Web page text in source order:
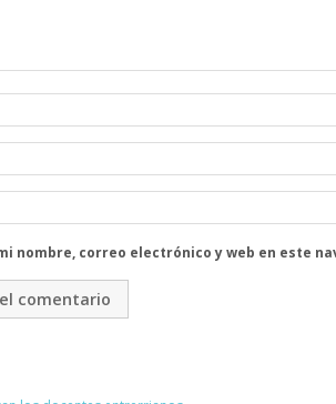
nombre, correo electrónico y web en este